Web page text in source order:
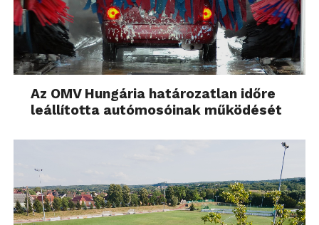
Az OMV Hungária határozatlan időre
leállította autómosóinak működését